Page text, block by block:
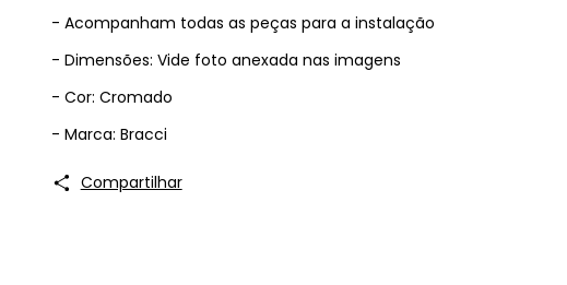
- Acompanham todas as peças para a instalação
- Dimensões: Vide foto anexada nas imagens
- Cor: Cromado
- Marca: Bracci
Compartilhar